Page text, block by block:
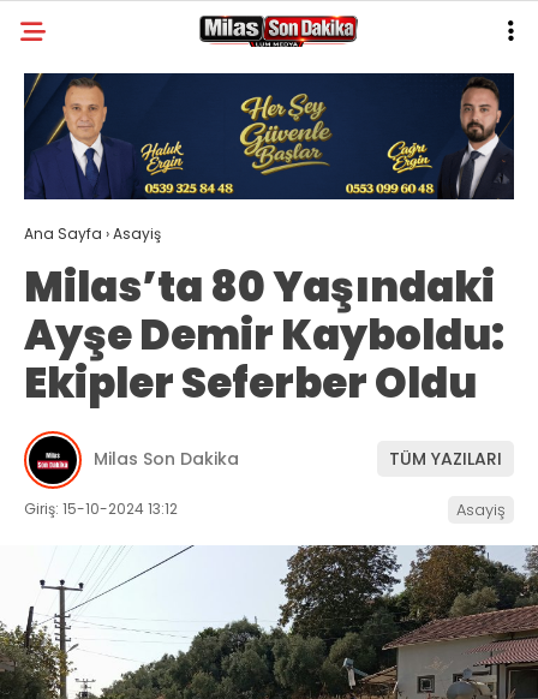
21
GALERİ YAZARLAR
MILAS
MUĞLA’DAN
ASAYIŞ
GÜNDEM
EKONOMI
SPOR
VEFAT
İLETIŞIM
KÜNYE
Ana Sayfa ›Asayiş
Milas’ta 80 Yaşındaki
Ayşe Demir Kayboldu:
Ekipler Seferber Oldu
Milas Son Dakika TÜM YAZILARI
Giriş: 15-10-2024 13:12 Asayiş